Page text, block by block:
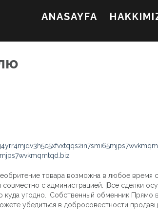
ANASAYFA
товара возможна в любое время
с администрацией. |Все сделки
угодно. |Собственный обменник Прямо
убедиться в добросовестности